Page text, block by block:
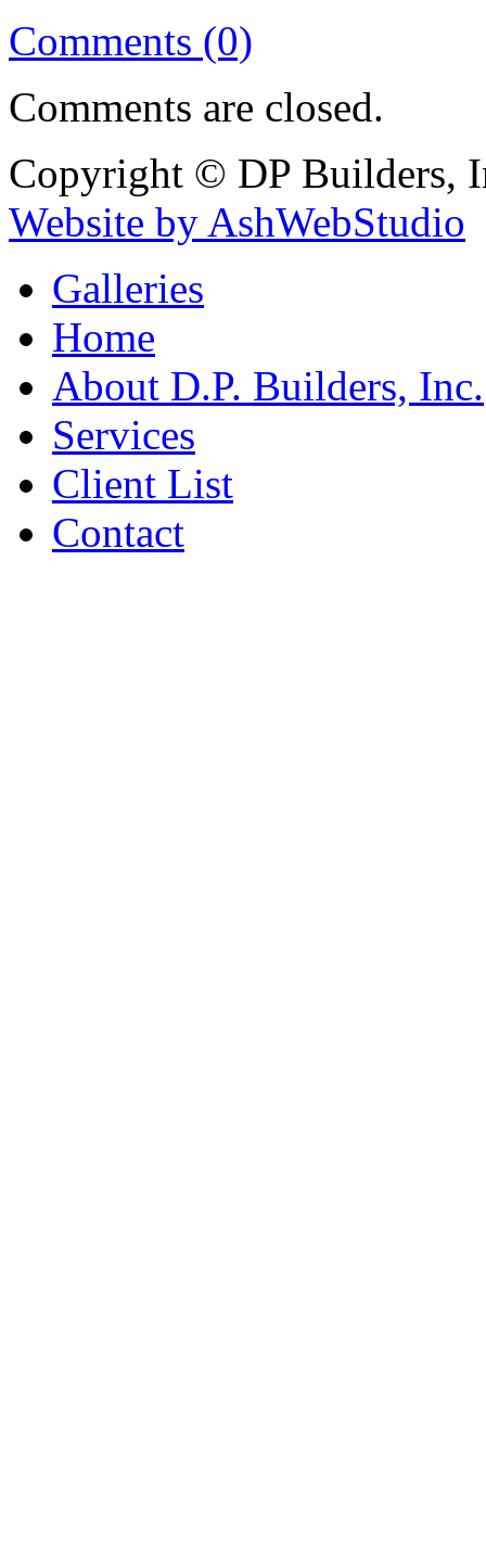
Comments (0)
Comments are closed.
Copyright © DP Builders,
Website by AshWebStudio
Galleries
Home
About D.P. Builders, Inc.
Services
Client List
Contact